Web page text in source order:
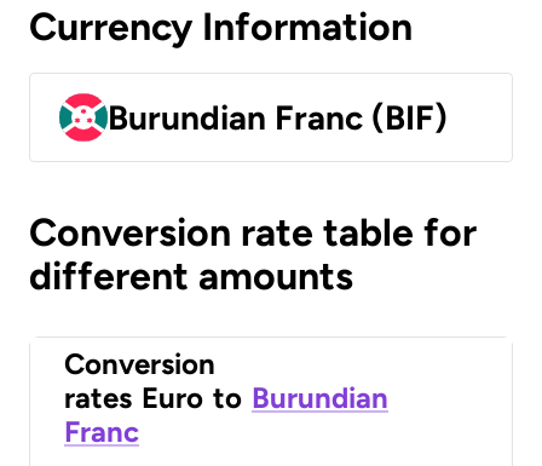
Currency Information
Burundian Franc (BIF)
Conversion rate table for
different amounts
Conversion
rates Euro to Burundian
Franc